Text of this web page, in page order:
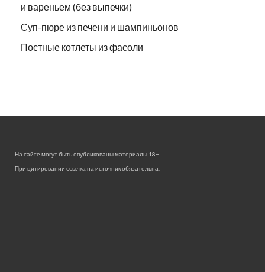
и вареньем (без выпечки)
Суп-пюре из печени и шампиньонов
Постные котлеты из фасоли
На сайте могут быть опубликованы материалы 18+!
При цитировании ссылка на источник обязательна.